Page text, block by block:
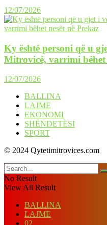
12/07/2026
Ky është personi që u
Mitrovicë, varrimi bëhet
12/07/2026
BALLINA
LAJME
EKONOMI
SHËNDETËSI
SPORT
© 2024 Qytetimitrovices.com
No Result
View All Result
BALLINA
LAJME